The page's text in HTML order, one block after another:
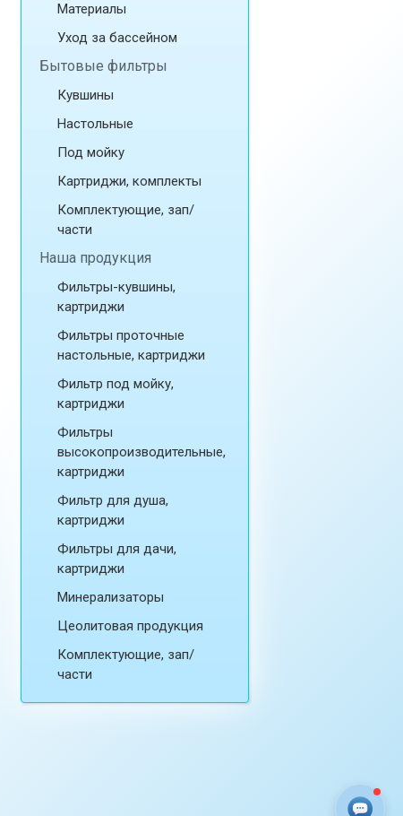
Материалы
Уход за бассейном
Бытовые фильтры
Кувшины
Настольные
Под мойку
Картриджи, комплекты
Комплектующие, зап/
части
Наша продукция
Фильтры-кувшины,
картриджи
Фильтры проточные
настольные, картриджи
Фильтр под мойку,
картриджи
Фильтры
высокопроизводительные,
картриджи
Фильтр для душа,
картриджи
Фильтры для дачи,
картриджи
Минерализаторы
Цеолитовая продукция
Комплектующие, зап/
части